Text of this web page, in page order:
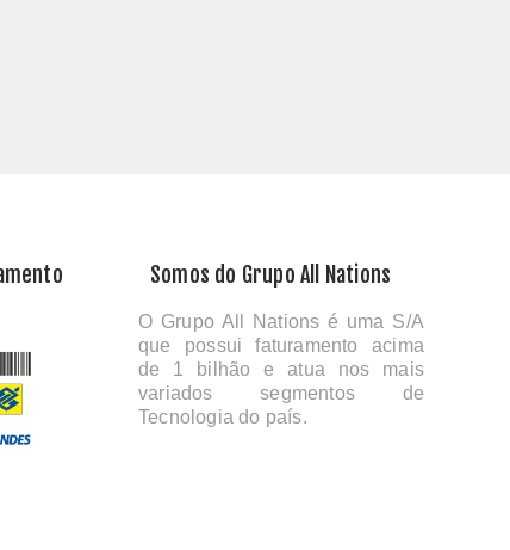
Somos do Grupo All Nations
O Grupo All Nations é uma S/A
que possui faturamento acima
de 1 bilhão e atua nos mais
variados segmentos de
Tecnologia do país.